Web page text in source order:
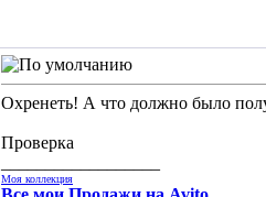
Охренеть! А что должно было
Проверка
Моя коллекция